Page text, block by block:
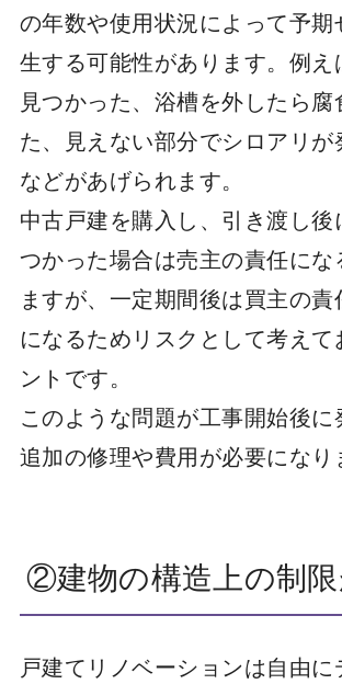
の年数や使用状況によって予期
生する可能性があります。例
見つかった、浴槽を外したら腐
た、見えない部分でシロアリが
などがあげられます。
中古戸建を購入し、引き渡し後
つかった場合は売主の責任にな
ますが、一定期間後は買主の責
になるためリスクとして考えて
ントです。
このような問題が工事開始後に
追加の修理や費用が必要になり
②建物の構造上の制
戸建てリノベーションは自由